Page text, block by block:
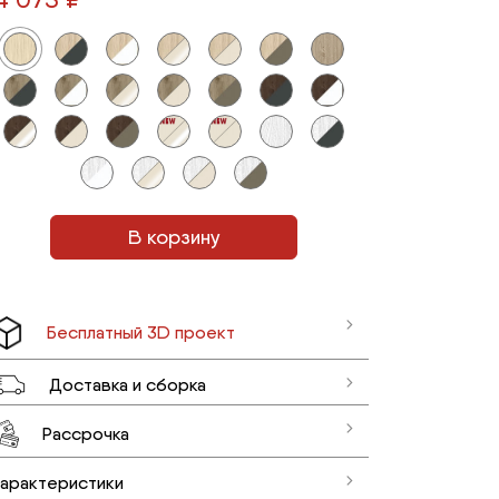
В корзину
Бесплатный 3D проект
Доставка и сборка
Рассрочка